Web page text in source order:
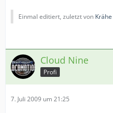
Einmal editiert, zuletzt von Krähe
Cloud Nine
Profi
7. Juli 2009 um 21:25